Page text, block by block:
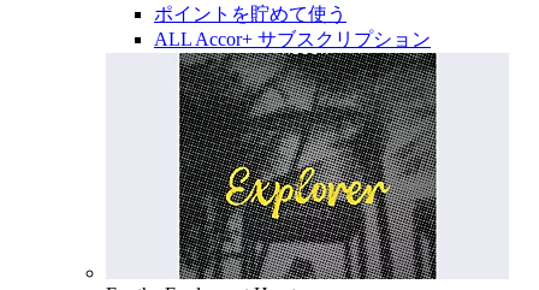
ポイントを貯めて使う
ALL Accor+ サブスクリプション